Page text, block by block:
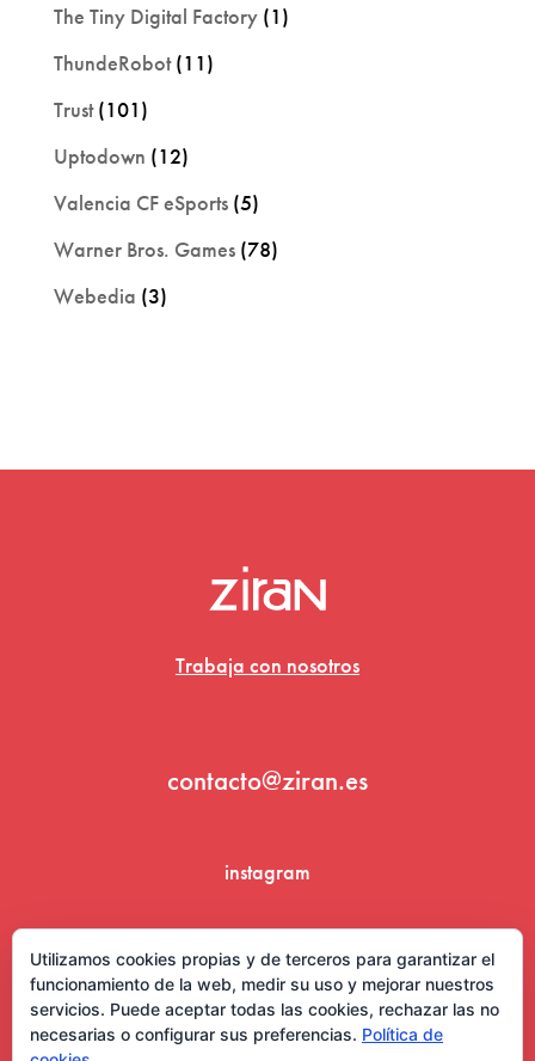
The Tiny Digital Factory(1)
ThundeRobot(11)
Trust(101)
Uptodown (12)
Valencia CF eSports(5)
Warner Bros. Games(78)
Webedia (3)
Trabaja con nosotros
contacto@ziran.es
instagram
Utilizamos cookies propias y de terceros para garantizar el
funcionamiento de la web, medir su uso y mejorar nuestros
servicios. Puede aceptar todas las cookies, rechazar las no
necesarias o configurar sus preferencias. Política de